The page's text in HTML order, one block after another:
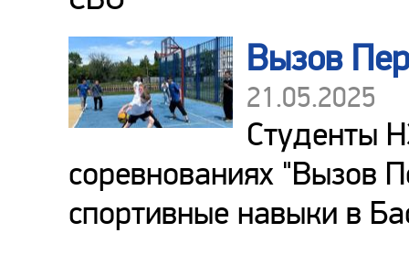
Вызов
21.05.2025
Студенты
соревнованиях "Вызов
спортивные навыки в